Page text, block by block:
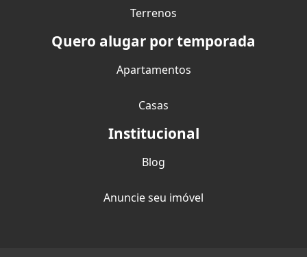
Terrenos
Quero alugar por temporada
Apartamentos
Casas
Institucional
Blog
Anuncie seu imóvel